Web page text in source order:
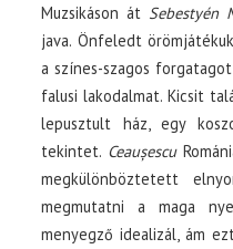
Muzsikáson át Sebestyén
java. Önfeledt
a színes-szagos
falusi lakodalmat. Kicsit
lepusztult ház, egy
tekintet. Ceaușescu
megkülönböztetett
megmutatni a maga
menyegző idealizál, ám